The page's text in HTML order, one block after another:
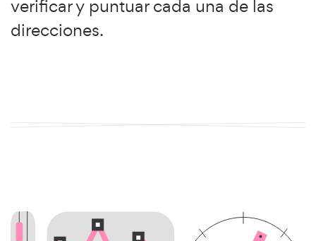
verificar y puntuar cada una de las
direcciones.